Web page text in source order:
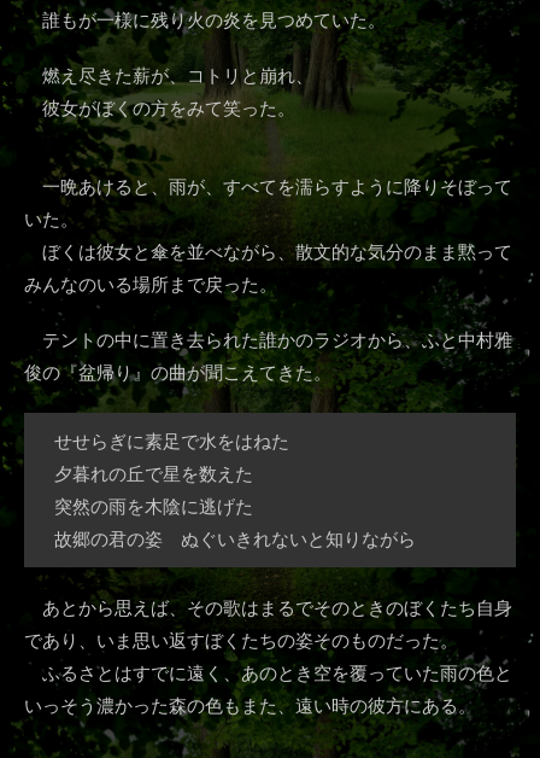
誰もが一様に残り火の炎を見つめていた。
燃え尽きた薪が、コトリと崩れ、
彼女がぼくの方をみて笑った。
一晩あけると、雨が、すべてを濡らすように降りそぼって
いた。
ぼくは彼女と傘を並べながら、散文的な気分のまま黙って
みんなのいる場所まで戻った。
テントの中に置き去られた誰かのラジオから、ふと中村雅
俊の『盆帰り』の曲が聞こえてきた。
せせらぎに素足で水をはねた
夕暮れの丘で星を数えた
突然の雨を木陰に逃げた
故郷の君の姿 ぬぐいきれないと知りながら
あとから思えば、その歌はまるでそのときのぼくたち自身
であり、いま思い返すぼくたちの姿そのものだった。
ふるさとはすでに遠く、あのとき空を覆っていた雨の色と
いっそう濃かった森の色もまた、遠い時の彼方にある。